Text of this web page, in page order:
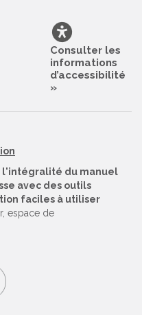
Consulter les
informations
d’accessibilité
»
l'intégralité du manuel
avec des outils
faciles à utiliser
espace de